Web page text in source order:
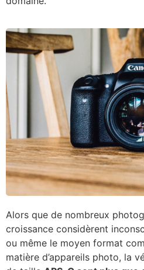
Alors que de nombreux
croissance considèrent
ou même le moyen format
matière d’appareils photo, la